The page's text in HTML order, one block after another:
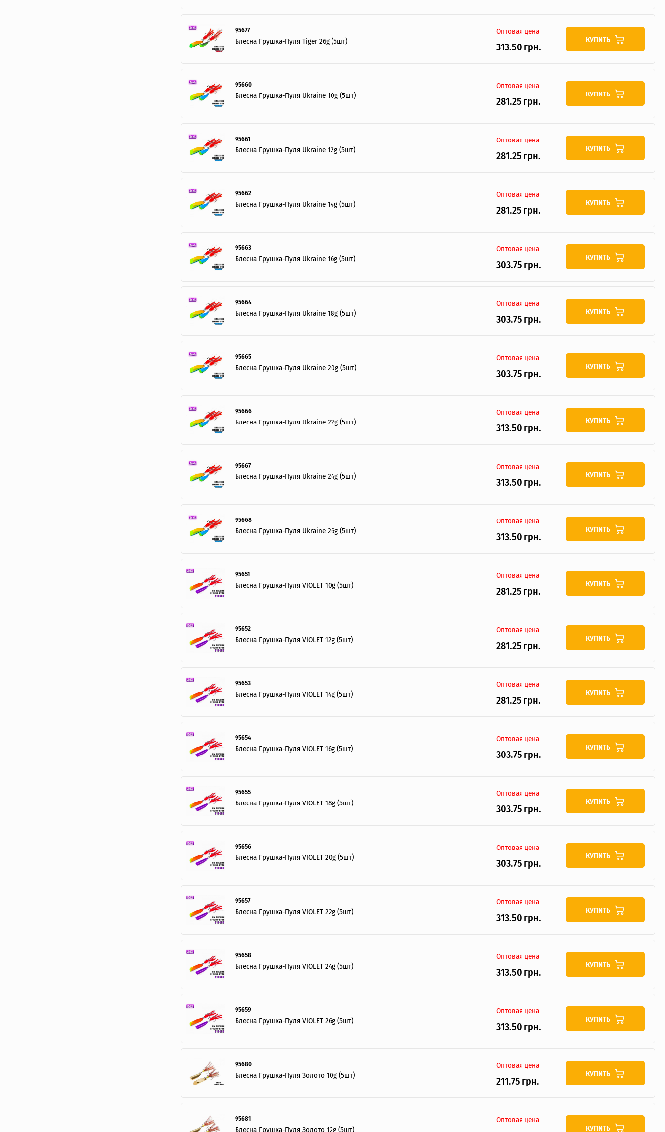
95677
Блесна Грушка-Пуля Tiger 26g (5шт)
Оптовая цена
313.50 грн. КУПИТЬ
95660
Блесна Грушка-Пуля Ukraine 10g (5шт)
Оптовая цена
281.25 грн. КУПИТЬ
95661
Блесна Грушка-Пуля Ukraine 12g (5шт)
Оптовая цена
281.25 грн. КУПИТЬ
95662
Блесна Грушка-Пуля Ukraine 14g (5шт)
Оптовая цена
281.25 грн. КУПИТЬ
95663
Блесна Грушка-Пуля Ukraine 16g (5шт)
Оптовая цена
303.75 грн. КУПИТЬ
95664
Блесна Грушка-Пуля Ukraine 18g (5шт)
Оптовая цена
303.75 грн. КУПИТЬ
95665
Блесна Грушка-Пуля Ukraine 20g (5шт)
Оптовая цена
303.75 грн. КУПИТЬ
95666
Блесна Грушка-Пуля Ukraine 22g (5шт)
Оптовая цена
313.50 грн. КУПИТЬ
95667
Блесна Грушка-Пуля Ukraine 24g (5шт)
Оптовая цена
313.50 грн. КУПИТЬ
95668
Блесна Грушка-Пуля Ukraine 26g (5шт)
Оптовая цена
313.50 грн. КУПИТЬ
95651
Блесна Грушка-Пуля VIOLET 10g (5шт)
Оптовая цена
281.25 грн. КУПИТЬ
95652
Блесна Грушка-Пуля VIOLET 12g (5шт)
Оптовая цена
281.25 грн. КУПИТЬ
95653
Блесна Грушка-Пуля VIOLET 14g (5шт)
Оптовая цена
281.25 грн. КУПИТЬ
95654
Блесна Грушка-Пуля VIOLET 16g (5шт)
Оптовая цена
303.75 грн. КУПИТЬ
95655
Блесна Грушка-Пуля VIOLET 18g (5шт)
Оптовая цена
303.75 грн. КУПИТЬ
95656
Блесна Грушка-Пуля VIOLET 20g (5шт)
Оптовая цена
303.75 грн. КУПИТЬ
95657
Блесна Грушка-Пуля VIOLET 22g (5шт)
Оптовая цена
313.50 грн. КУПИТЬ
95658
Блесна Грушка-Пуля VIOLET 24g (5шт)
Оптовая цена
313.50 грн. КУПИТЬ
95659
Блесна Грушка-Пуля VIOLET 26g (5шт)
Оптовая цена
313.50 грн. КУПИТЬ
95680
Блесна Грушка-Пуля Золото 10g (5шт)
Оптовая цена
211.75 грн. КУПИТЬ
95681
Блесна Грушка-Пуля Золото 12g (5шт)
Оптовая цена
КУПИТЬ
ИНТЕРНЕТ-МАГАЗИНОПТОВОЙ